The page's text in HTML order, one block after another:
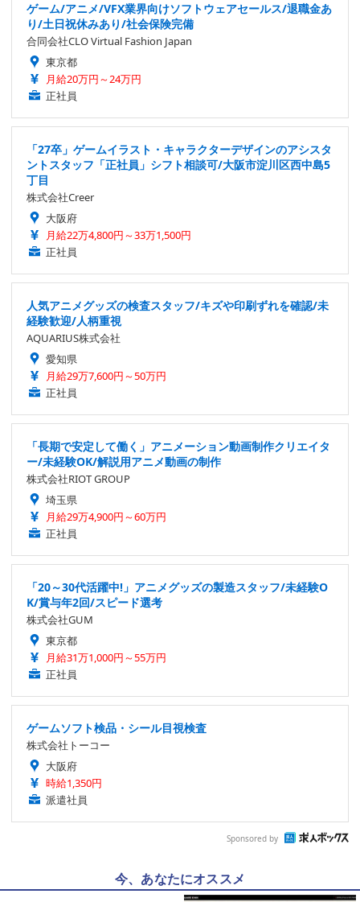
ゲーム/アニメ/VFX業界向けソフトウェアセールス/退職金あ
り/土日祝休みあり/社会保険完備
合同会社CLO Virtual Fashion Japan
東京都
月給20万円～24万円
正社員
「27卒」ゲームイラスト・キャラクターデザインのアシスタ
ントスタッフ「正社員」シフト相談可/大阪市淀川区西中島5
丁目
株式会社Creer
大阪府
月給22万4,800円～33万1,500円
正社員
人気アニメグッズの検査スタッフ/キズや印刷ずれを確認/未
経験歓迎/人柄重視
AQUARIUS株式会社
愛知県
月給29万7,600円～50万円
正社員
「長期で安定して働く」アニメーション動画制作クリエイタ
ー/未経験OK/解説用アニメ動画の制作
株式会社RIOT GROUP
埼玉県
月給29万4,900円～60万円
正社員
「20～30代活躍中!」アニメグッズの製造スタッフ/未経験O
K/賞与年2回/スピード選考
株式会社GUM
東京都
月給31万1,000円～55万円
正社員
ゲームソフト検品・シール目視検査
株式会社トーコー
大阪府
時給1,350円
派遣社員
Sponsored by
今、あなたにオススメ